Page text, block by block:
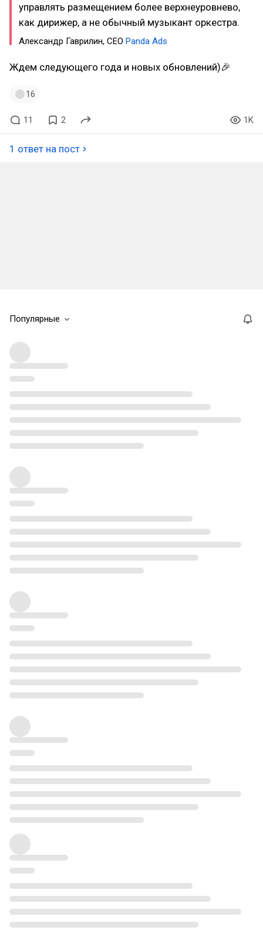
управлять размещением более верхнеуровнево,
как дирижер, а не обычный музыкант оркестра.
Александр Гаврилин, СЕО Panda Ads
Ждем следующего года и новых обновлений)🎉
16
11 2 1K
1 ответ на пост
Популярные